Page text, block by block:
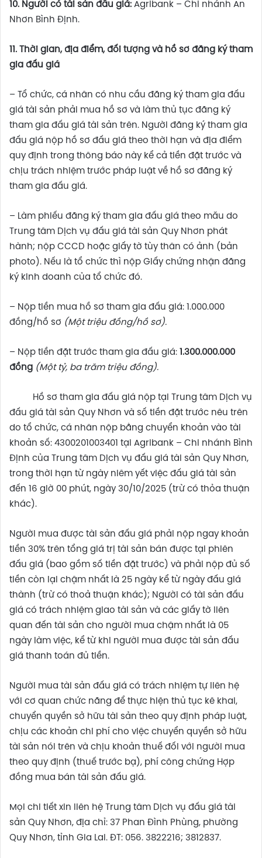
10. Người có tài sản đấu giá: Agribank – Chi nhánh An
Nhơn Bình Định.
11. Thời gian, địa điểm, đối tượng và hồ sơ đăng ký tham
gia đấu giá
– Tổ chức, cá nhân có nhu cầu đăng ký tham gia đấu
giá tài sản phải mua hồ sơ và làm thủ tục đăng ký
tham gia đấu giá tài sản trên. Người đăng ký tham gia
đấu giá nộp hồ sơ đấu giá theo thời hạn và địa điểm
quy định trong thông báo này kể cả tiền đặt trước và
chịu trách nhiệm trước pháp luật về hồ sơ đăng ký
tham gia đấu giá.
– Làm phiếu đăng ký tham gia đấu giá theo mẫu do
Trung tâm Dịch vụ đấu giá tài sản Quy Nhơn phát
hành; nộp CCCD hoặc giấy tờ tùy thân có ảnh (bản
photo). Nếu là tổ chức thì nộp Giấy chứng nhận đăng
ký kinh doanh của tổ chức đó.
– Nộp tiền mua hồ sơ tham gia đấu giá: 1.000.000
đồng/hồ sơ (Một triệu đồng/hồ sơ).
– Nộp tiền đặt trước tham gia đấu giá: 1.300.000.000
đồng (Một tỷ, ba trăm triệu đồng).
Hồ sơ tham gia đấu giá nộp tại Trung tâm Dịch vụ
đấu giá tài sản Quy Nhơn và số tiền đặt trước nêu trên
do tổ chức, cá nhân nộp bằng chuyển khoản vào tài
khoản số: 4300201003401 tại Agribank – Chi nhánh Bình
Định của Trung tâm Dịch vụ đấu giá tài sản Quy Nhơn,
trong thời hạn từ ngày niêm yết việc đấu giá tài sản
đến 16 giờ 00 phút, ngày 30/10/2025 (trừ có thỏa thuận
khác).
Người mua được tài sản đấu giá phải nộp ngay khoản
tiền 30% trên tổng giá trị tài sản bán được tại phiên
đấu giá (bao gồm số tiền đặt trước) và phải nộp đủ số
tiền còn lại chậm nhất là 25 ngày kể từ ngày đấu giá
thành (trừ có thoả thuận khác); Người có tài sản đấu
giá có trách nhiệm giao tài sản và các giấy tờ liên
quan đến tài sản cho người mua chậm nhất là 05
ngày làm việc, kể từ khi người mua được tài sản đấu
giá thanh toán đủ tiền.
Người mua tài sản đấu giá có trách nhiệm tự liên hệ
với cơ quan chức năng để thực hiện thủ tục kê khai,
chuyển quyền sở hữu tài sản theo quy định pháp luật,
chịu các khoản chi phí cho việc chuyển quyền sở hữu
tài sản nói trên và chịu khoản thuế đối với người mua
theo quy định (thuế trước bạ), phí công chứng Hợp
đồng mua bán tài sản đấu giá.
Mọi chi tiết xin liên hệ Trung tâm Dịch vụ đấu giá tài
sản Quy Nhơn, địa chỉ: 37 Phan Đình Phùng, phường
Quy Nhơn, tỉnh Gia Lai. ĐT: 056. 3822216; 3812837.